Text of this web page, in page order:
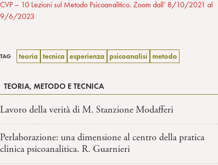
CVP – 10 Lezioni sul Metodo Psicoanalitico. Zoom dall’ 8/10/2021 al
9/6/2023
TAG teoria tecnica esperienza psicoanalisi metodo
TEORIA, METODO E TECNICA
Lavoro della verità di M. Stanzione Modafferi
Perlaborazione: una dimensione al centro della pratica
clinica psicoanalitica. R. Guarnieri